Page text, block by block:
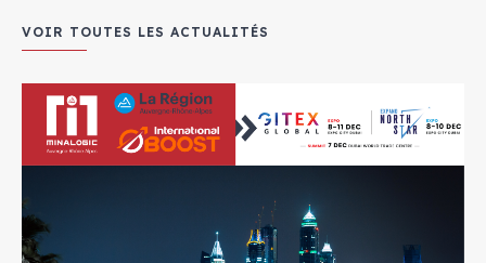
VOIR TOUTES LES ACTUALITÉS